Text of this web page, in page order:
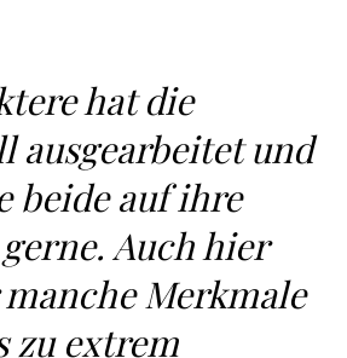
hat die
ausgearbeitet und
beide auf ihre
Auch hier
Merkmale
zu extrem